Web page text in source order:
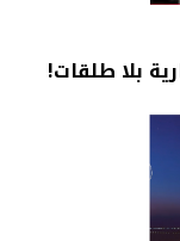
بلا طلقات!